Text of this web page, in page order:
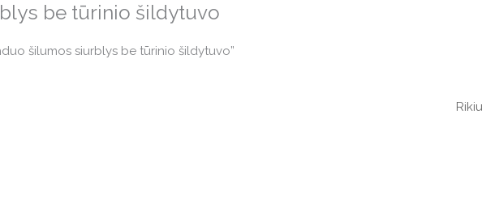
be tūrinio šildytuvo
šilumos siurblys be tūrinio šildytuvo”